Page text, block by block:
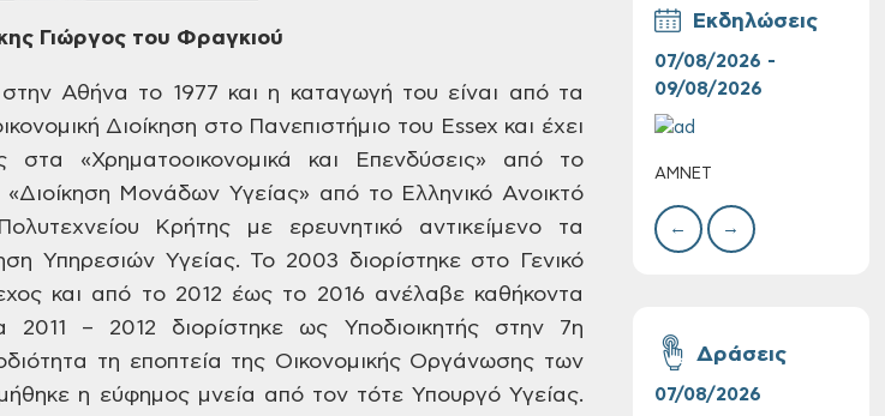
Γιώργος του Φραγκιού
Αθήνα το 1977 και η καταγωγή του είναι από τα
Διοίκηση στο Πανεπιστήμιο του Essex και έχει
στα «Χρηματοοικονομικά και Επενδύσεις» από το
Μονάδων Υγείας» από το Ελληνικό Ανοικτό
Κρήτης με ερευνητικό αντικείμενο τα
Υπηρεσιών Υγείας. Το 2003 διορίστηκε στο Γενικό
και από το 2012 έως το 2016 ανέλαβε καθήκοντα
2011 – 2012 διορίστηκε ως Υποδιοικητής στην 7η
τη εποπτεία της Οικονομικής Οργάνωσης των
η εύφημος μνεία από τον τότε Υπουργό Υγείας.
δωρεάν ξεναγήσεις
για ενήλικες στη
Δημοτική
Εκδηλώσεις
07/08/2026 -
09/08/2026
ΑΜΝΕΤ
← →
Δράσεις
07/08/2026